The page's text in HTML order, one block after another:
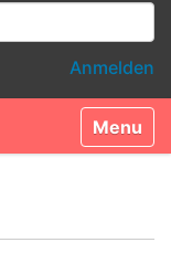
Anmelden
Toggle